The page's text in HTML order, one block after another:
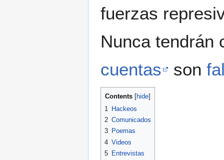
fuerzas
Nunca tendrán
cuentas
son
Contents
1
Hackeos
2 Comunicados
3 Poemas
4 Videos
5 Entrevistas